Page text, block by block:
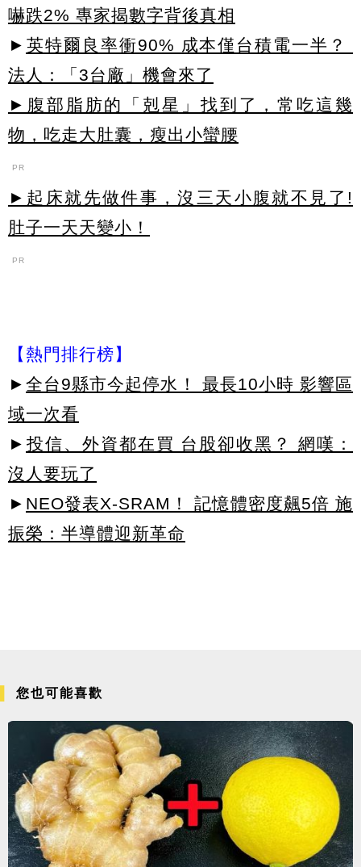
嚇跌2% 專家揭數字背後真相
► 英特爾良率衝90% 成本僅台積電一半？
法人：「3台廠」機會來了
►腹部脂肪的「剋星」找到了，常吃這幾
物，吃走大肚囊，瘦出小蠻腰
PR
►起床就先做件事，沒三天小腹就不見了!
肚子一天天變小！
PR
【熱門排行榜】
► 全台9縣市今起停水！ 最長10小時 影響區
域一次看
► 投信、外資都在買 台股卻收黑？ 網嘆：
沒人要玩了
► NEO發表X-SRAM！ 記憶體密度飆5倍 施
振榮：半導體迎新革命
您也可能喜歡